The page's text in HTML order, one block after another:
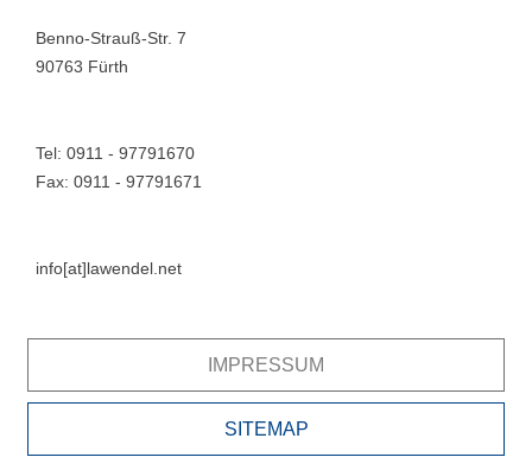
Benno-Strauß-Str. 7
90763 Fürth
Tel: 0911 - 97791670
Fax: 0911 - 97791671
info[at]lawendel.net
IMPRESSUM
SITEMAP